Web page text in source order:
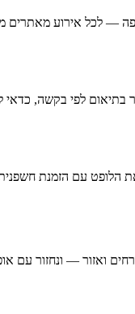
— לכל אירוע מאתרים
בתיאום לפי בקשה,
הלופט עם הזמנת
ואזור — ונחזור עם